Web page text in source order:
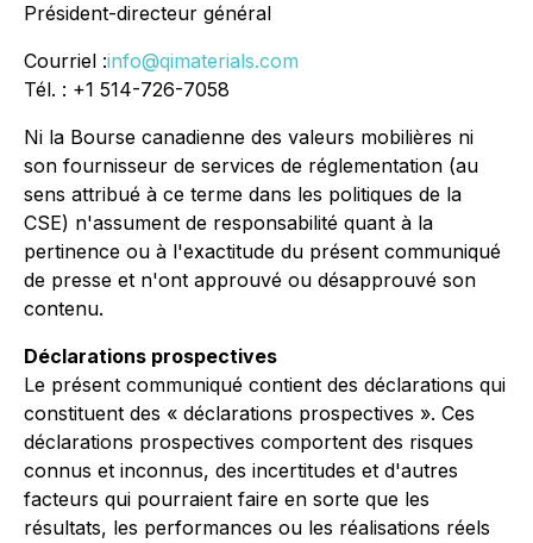
Président-directeur général
Courriel :info@qimaterials.com
Tél. : +1 514-726-7058
Ni la Bourse canadienne des valeurs mobilières ni
son fournisseur de services de réglementation (au
sens attribué à ce terme dans les politiques de la
CSE) n'assument de responsabilité quant à la
pertinence ou à l'exactitude du présent communiqué
de presse et n'ont approuvé ou désapprouvé son
contenu.
Déclarations prospectives
Le présent communiqué contient des déclarations qui
constituent des « déclarations prospectives ». Ces
déclarations prospectives comportent des risques
connus et inconnus, des incertitudes et d'autres
facteurs qui pourraient faire en sorte que les
résultats, les performances ou les réalisations réels